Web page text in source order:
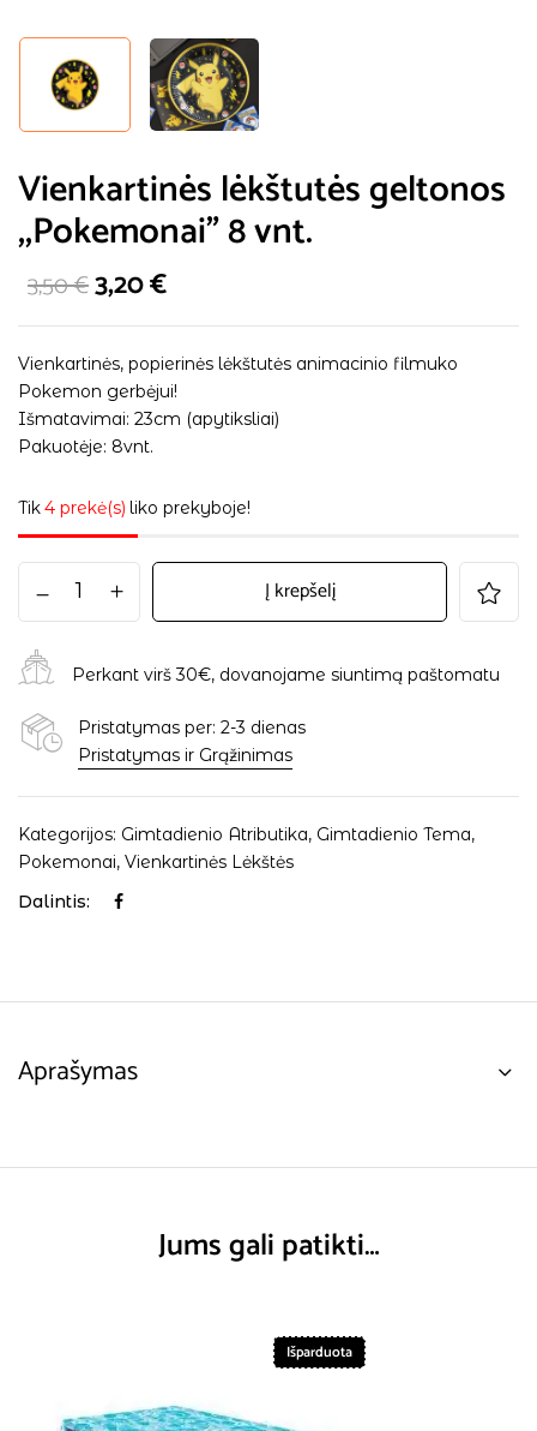
Vienkartinės lėkštutės geltonos
,,Pokemonai” 8 vnt.
3,50€3,20€
Vienkartinės, popierinės lėkštutės animacinio filmuko
Pokemon gerbėjui!
Išmatavimai: 23cm (apytiksliai)
Pakuotėje: 8vnt.
Tik4 prekė(s) liko prekyboje!
Į krepšelį
Perkant virš 30€, dovanojame siuntimą paštomatu
Pristatymas per: 2-3 dienas
Pristatymas ir Grąžinimas
Kategorijos: Gimtadienio Atributika, Gimtadienio Tema,
Pokemonai, Vienkartinės Lėkštės
Dalintis:
Aprašymas
Jums gali patikti…
Išparduota